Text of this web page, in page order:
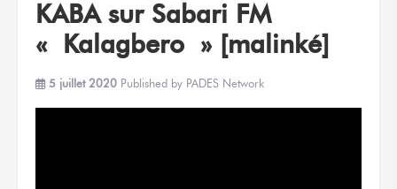
KABA sur Sabari FM
« Kalagbero » [malinké]
5 juillet 2020 Published by PADES Network